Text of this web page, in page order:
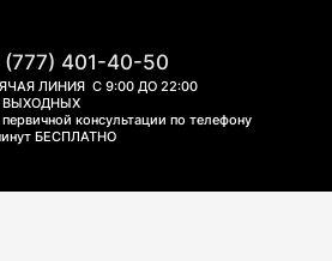
(777) 401-40-50
ЛИНИЯ С 9:00 ДО 22:00
ВЫХОДНЫХ
консультации по телефону
БЕСПЛАТНО